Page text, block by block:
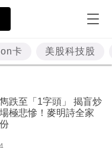
卡 美股科技股
跌至「1字頭」 揭盲炒
極悲慘！麥明詩全家